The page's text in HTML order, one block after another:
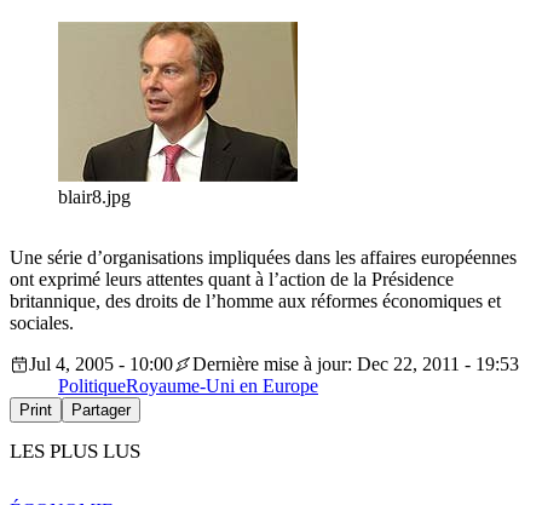
blair8.jpg
Une série d’organisations impliquées dans les affaires européennes
ont exprimé leurs attentes quant à l’action de la Présidence
britannique, des droits de l’homme aux réformes économiques et
sociales.
Jul 4, 2005 - 10:00
Dernière mise à jour: Dec 22, 2011 - 19:53
PolitiqueRoyaume-Uni en Europe
Print Partager
LES PLUS LUS